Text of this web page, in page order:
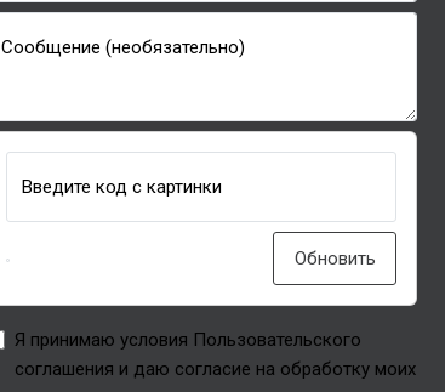
Сообщение (необязательно)
Введите код с картинки
Обновить
Я принимаю условия Пользовательского
соглашения и даю согласие на обработку моих